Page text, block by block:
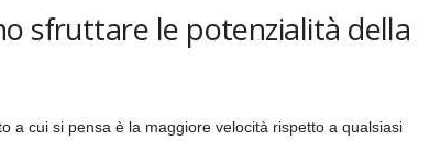
sfruttare le potenzialità della
a cui si pensa è la maggiore velocità rispetto a qualsiasi